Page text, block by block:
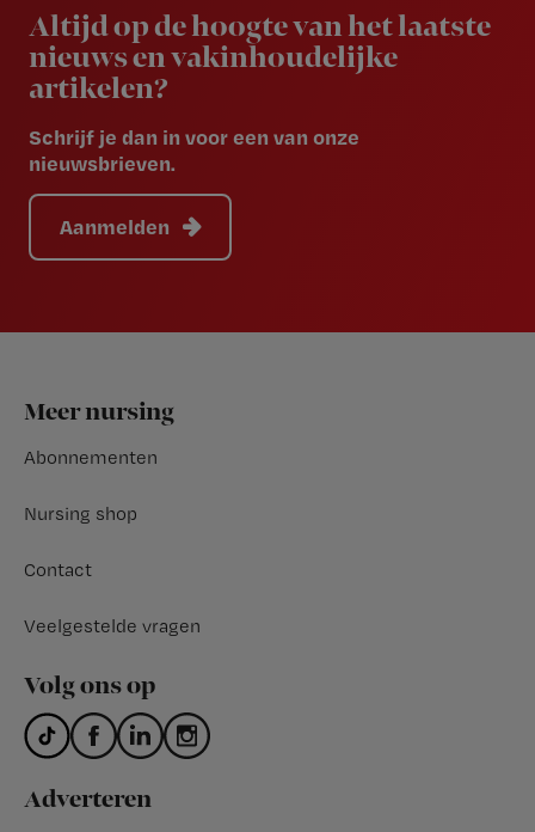
Altijd op de hoogte van het laatste
nieuws en vakinhoudelijke
artikelen?
Schrijf je dan in voor een van onze
nieuwsbrieven.
Aanmelden
Footer
Meer nursing
Abonnementen
Nursing shop
Contact
Veelgestelde vragen
Volg ons op
Adverteren